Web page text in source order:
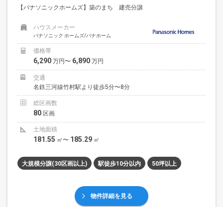
【パナソニックホームズ】築のまち 建売分譲
ハウスメーカー
パナソニック ホームズ/パナホーム
価格帯
6,290 万円〜 6,890 万円
交通
名鉄三河線竹村駅より徒歩5分〜8分
総区画数
80 区画
土地面積
181.55 ㎡〜 185.29 ㎡
大規模分譲(30区画以上) 駅徒歩10分以内 50坪以上
物件詳細を見る